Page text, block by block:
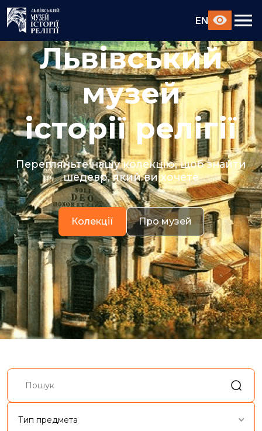
EN
Львівський
музей
історії релігії
Перегляньте нашу колекцію, щоб знайти
шедевр, який ви хочете
Колекції Про музей
Тип предмета